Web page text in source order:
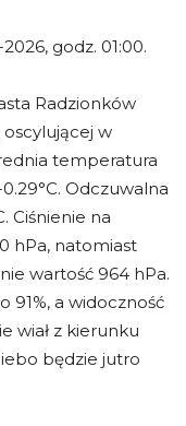
godz. 01:00.
Radzionków
w
temperatura
Odczuwalna
Ciśnienie na
hPa, natomiast
wartość 964 hPa.
91%, a widoczność
wiał z kierunku
będzie jutro